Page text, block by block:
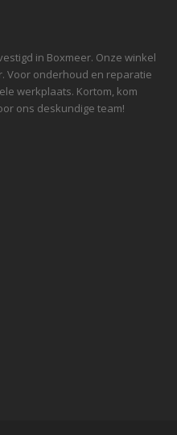
in Boxmeer. Onze winkel
Voor onderhoud en reparatie
werkplaats. Kortom, kom
ons deskundige team!